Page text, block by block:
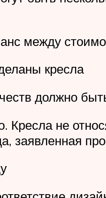
между
кресла
должно
Кресла не
заявленная